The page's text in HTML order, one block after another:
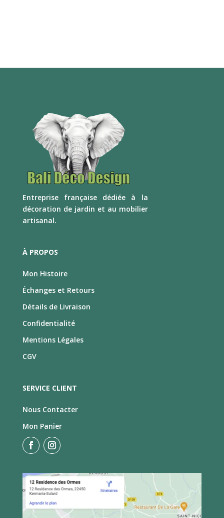
Entreprise française dédiée à la
décoration de jardin et au mobilier
artisanal.
À PROPOS
Mon Histoire
Échanges et Retours
Détails de Livraison
Confidentialité
Mentions Légales
CGV
SERVICE CLIENT
Nous Contacter
Mon Panier